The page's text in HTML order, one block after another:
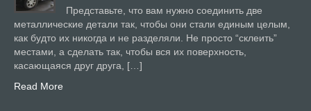
Представьте, что вам нужно соединить две
металлические детали так, чтобы они стали единым целым,
как будто их никогда и не разделяли. Не просто “склеить”
местами, а сделать так, чтобы вся их поверхность,
касающаяся друг друга, […]
Read More